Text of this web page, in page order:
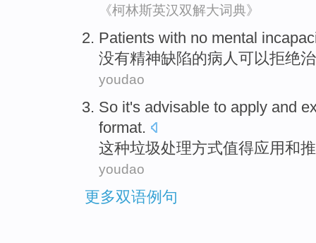
《柯林斯英汉双解大词典》
Patients with no mental
没有精神缺陷的病人可以拒绝
youdao
So it's advisable to apply and
format.
这种垃圾处理方式值得应用和
youdao
更多双语例句